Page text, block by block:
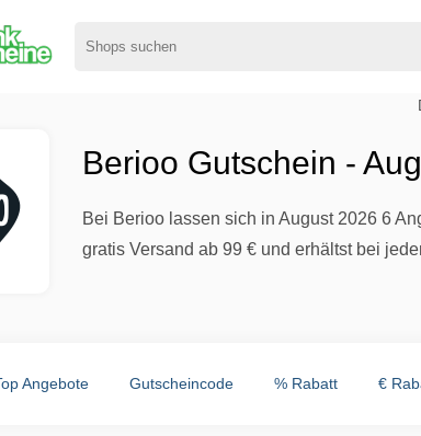
Berioo Gutschein -
Bei Berioo lassen sich in August 2026 6
gratis Versand ab 99 € und erhältst bei
Angebote Gutscheincode % Rabatt €